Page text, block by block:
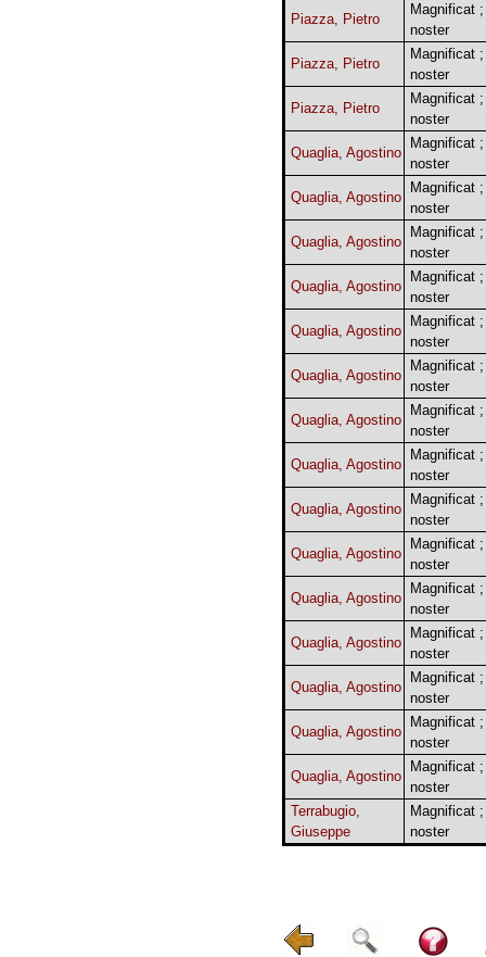
Piazza, Pietro
Magnificat
noster
Piazza, Pietro
Magnificat
noster
Piazza, Pietro
Magnificat
noster
Quaglia, Agostino
Magnificat
noster
Quaglia, Agostino
Magnificat
noster
Quaglia, Agostino
Magnificat
noster
Quaglia, Agostino
Magnificat
noster
Quaglia, Agostino
Magnificat
noster
Quaglia, Agostino
Magnificat
noster
Quaglia, Agostino
Magnificat
noster
Quaglia, Agostino
Magnificat
noster
Quaglia, Agostino
Magnificat
noster
Quaglia, Agostino
Magnificat
noster
Quaglia, Agostino
Magnificat
noster
Quaglia, Agostino
Magnificat
noster
Quaglia, Agostino
Magnificat
noster
Quaglia, Agostino
Magnificat
noster
Quaglia, Agostino
Magnificat
noster
Terrabugio,
Giuseppe
Magnificat
noster